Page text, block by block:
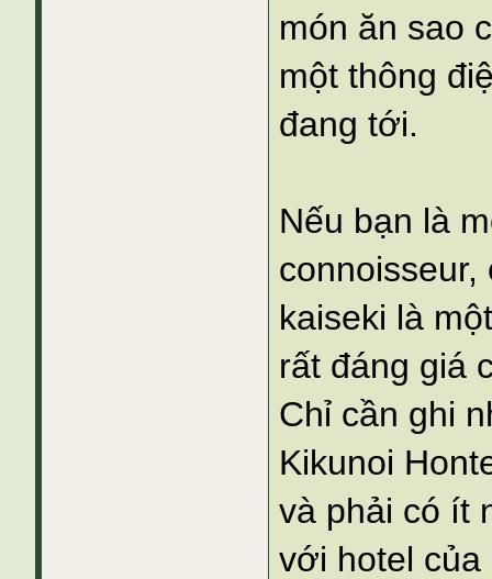
món ăn sao
một thông
đang tới.
Nếu bạn là
kaiseki là
rất đáng giá
Chỉ cần ghi
Kikunoi
và phải có ít
với hotel